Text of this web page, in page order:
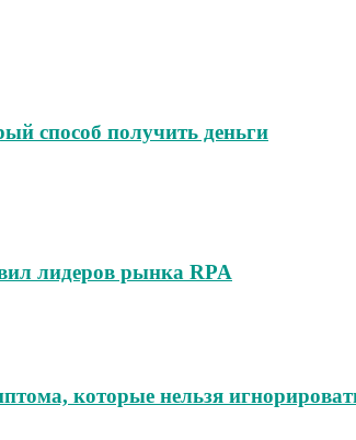
способ получить деньги
лидеров рынка RPA
которые нельзя